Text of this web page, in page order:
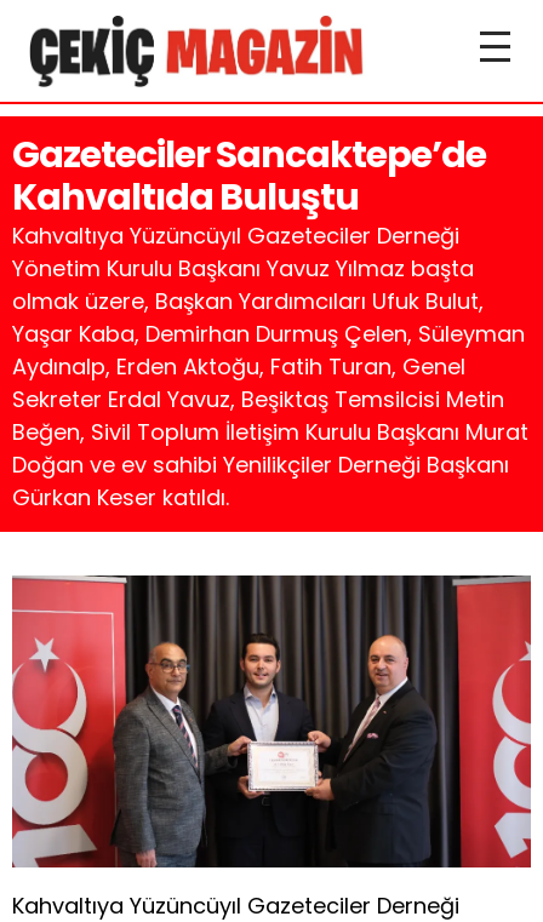
Gazeteciler Sancaktepe’de
Kahvaltıda Buluştu
Kahvaltıya Yüzüncüyıl Gazeteciler Derneği
Yönetim Kurulu Başkanı Yavuz Yılmaz başta
olmak üzere, Başkan Yardımcıları Ufuk Bulut,
Yaşar Kaba, Demirhan Durmuş Çelen, Süleyman
Aydınalp, Erden Aktoğu, Fatih Turan, Genel
Sekreter Erdal Yavuz, Beşiktaş Temsilcisi Metin
Beğen, Sivil Toplum İletişim Kurulu Başkanı Murat
Doğan ve ev sahibi Yenilikçiler Derneği Başkanı
Gürkan Keser katıldı.
Kahvaltıya Yüzüncüyıl Gazeteciler Derneği